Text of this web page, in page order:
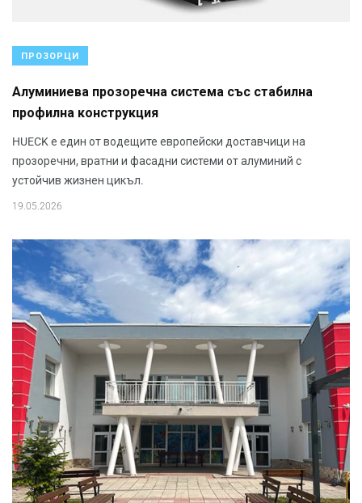
ПРОЗОРЦИ
Алуминиева прозоречна система със стабилна
профилна конструкция
HUECK е един от водещите европейски доставчици на
прозоречни, вратни и фасадни системи от алуминий с
устойчив жизнен цикъл.
19.05.2026